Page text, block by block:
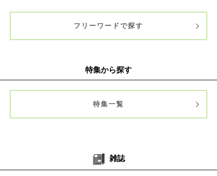
フリーワードで探す
特集から探す
特集一覧
雑誌